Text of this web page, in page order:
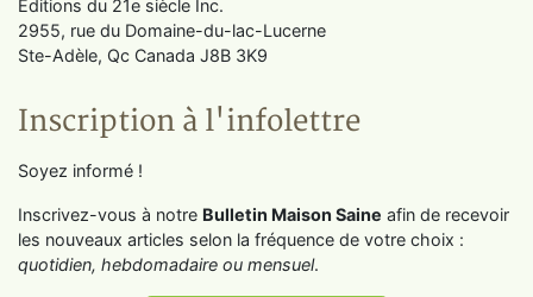
Éditions du 21e siècle Inc.
2955, rue du Domaine-du-lac-Lucerne
Ste-Adèle, Qc Canada J8B 3K9
Inscription à l'infolettre
Soyez informé !
Inscrivez-vous à notre Bulletin Maison Saine afin de recevoir
les nouveaux articles selon la fréquence de votre choix :
quotidien, hebdomadaire ou mensuel.